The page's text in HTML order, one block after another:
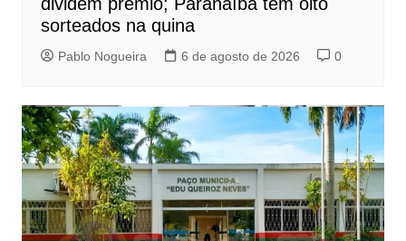
sorteados na quina
Pablo Nogueira 6 de agosto de 2026 0